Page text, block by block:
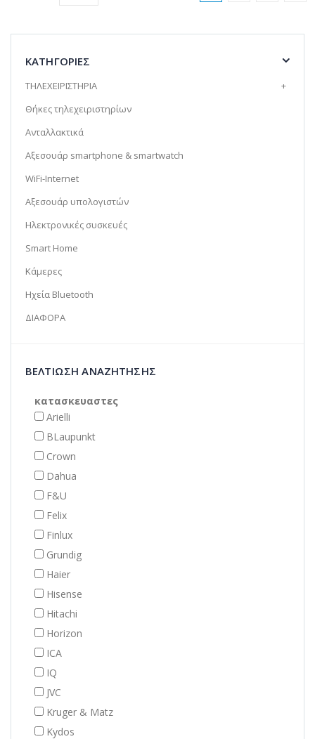
ΚΑΤΗΓΟΡΊΕΣ
ΤΗΛΕΧΕΙΡΙΣΤΗΡΙΑ
+
Θήκες τηλεχειριστηρίων
Ανταλλακτικά
Αξεσουάρ smartphone & smartwatch
WiFi-Internet
Αξεσουάρ υπολογιστών
Ηλεκτρονικές συσκευές
Smart Home
Κάμερες
Ηχεία Bluetooth
ΔΙΑΦΟΡΑ
ΒΕΛΤΊΩΣΗ ΑΝΑΖΉΤΗΣΗΣ
κατασκευαστες
Arielli
BLaupunkt
Crown
Dahua
F&U
Felix
Finlux
Grundig
Haier
Hisense
Hitachi
Horizon
ICA
IQ
JVC
Kruger & Matz
Kydos